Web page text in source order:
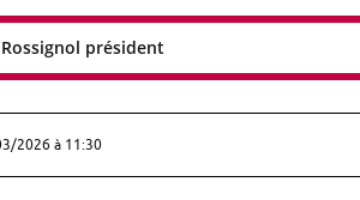
président
: Fabien Rossignol
2026 à 11:30